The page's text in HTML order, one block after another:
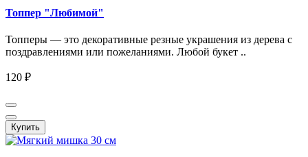
Топпер "Любимой"
Топперы — это декоративные резные украшения из дерева с
поздравлениями или пожеланиями. Любой букет ..
120 ₽
Купить